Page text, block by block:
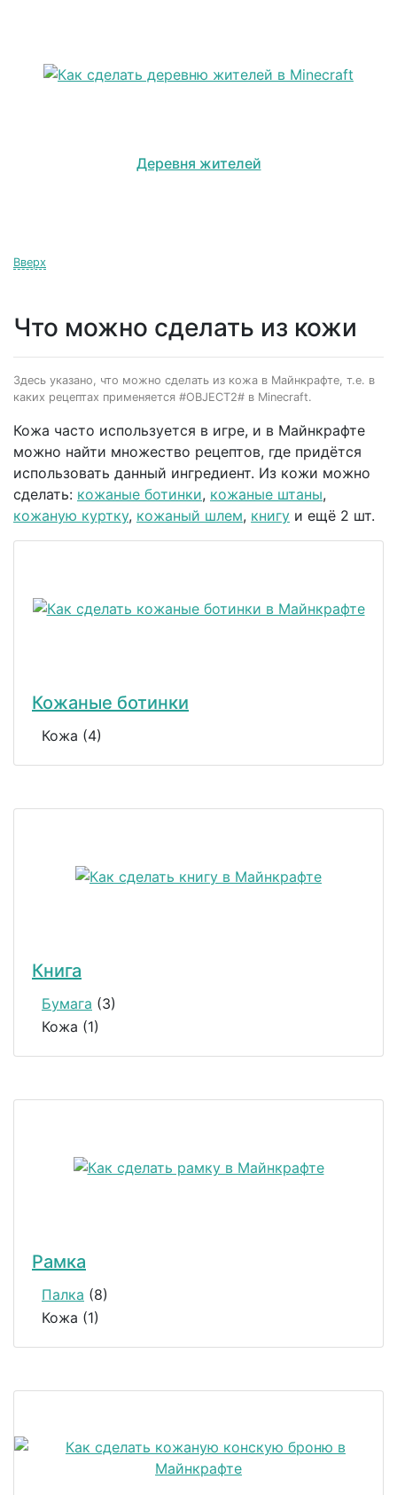
Деревня жителей
Вверх
Что можно сделать из кожи
Здесь указано, что можно сделать из кожа в Майнкрафте, т.е. в
каких рецептах применяется #OBJECT2# в Minecraft.
Кожа часто используется в игре, и в Майнкрафте
можно найти множество рецептов, где придётся
использовать данный ингредиент. Из кожи можно
сделать: кожаные ботинки, кожаные штаны,
кожаную куртку, кожаный шлем, книгу и ещё 2 шт.
Кожаные ботинки
Кожа (4)
Книга
Бумага (3)
Кожа (1)
Рамка
Палка (8)
Кожа (1)